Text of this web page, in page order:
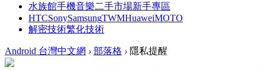
水族館手機音樂二手市場新手專區
HTCSonySamsungTWMHuaweiMOTO
解密技術繁化技術
Android 台灣中文網 › 部落格 › 隱私提醒